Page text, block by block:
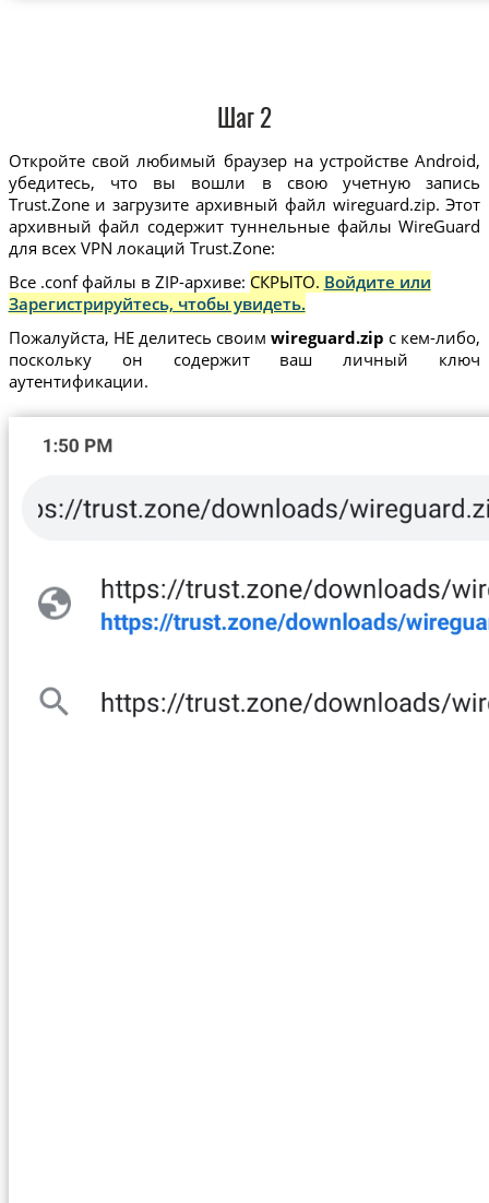
Шаг 2
Откройте свой любимый браузер на устройстве Android,
убедитесь, что вы вошли в свою учетную запись
Trust.Zone и загрузите архивный файл wireguard.zip. Этот
архивный файл содержит туннельные файлы WireGuard
для всех VPN локаций Trust.Zone:
Все .conf файлы в ZIP-архиве: СКРЫТО. Войдите или
Зарегистрируйтесь, чтобы увидеть.
Пожалуйста, НЕ делитесь своимwireguard.zip с кем-либо,
поскольку он содержит ваш личный ключ
аутентификации.